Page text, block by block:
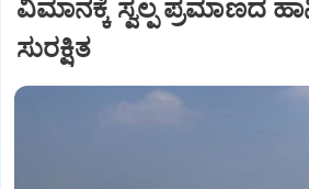
ವಿಮಾನಕ್ಕೆ ಸ್ವಲ್ಪ ಪ್ರಮಾಣದ
ಸುರಕ್ಷಿತ